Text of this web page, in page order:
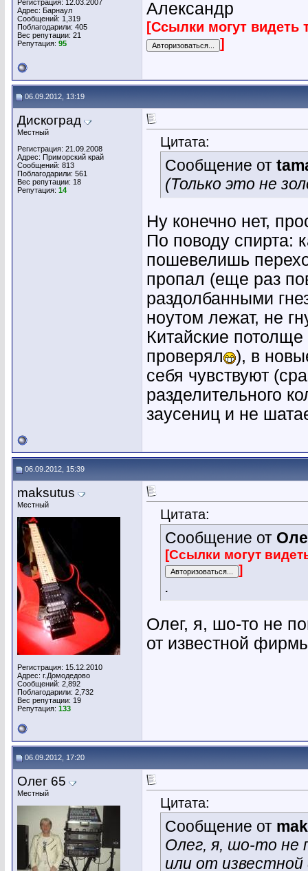
Регистрация: 12.03.2007
Адрес: Барнаул
Сообщений: 1,319
Поблагодарили: 405
Вес репутации: 21
Репутация: 95
Александр
[Ссылки могут видеть
]
06.09.2012, 13:19
Дискоград
Местный
Регистрация: 21.09.2008
Адрес: Приморский край
Сообщений: 813
Поблагодарили: 561
Вес репутации: 18
Репутация: 14
Цитата:
Сообщение от
(Только это не
Ну конечно нет,
По поводу спирта:
пошевелишь
пропал (еще раз
раздолбанными
ноутом лежат, не
Китайские
проверял
), в
себя чувствуют
разделительного
заусениц и не
06.09.2012, 15:39
maksutus
Местный
Регистрация: 15.12.2010
Адрес: г.Домодедово
Сообщений: 2,892
Поблагодарили: 2,732
Вес репутации: 19
Репутация: 133
Цитата:
Сообщение от
[Ссылки могут
]
.
Олег, я, шо-то не
от известной
06.09.2012, 17:20
Олег 65
Местный
Цитата:
Сообщение от
Олег, я, шо-то не
или от